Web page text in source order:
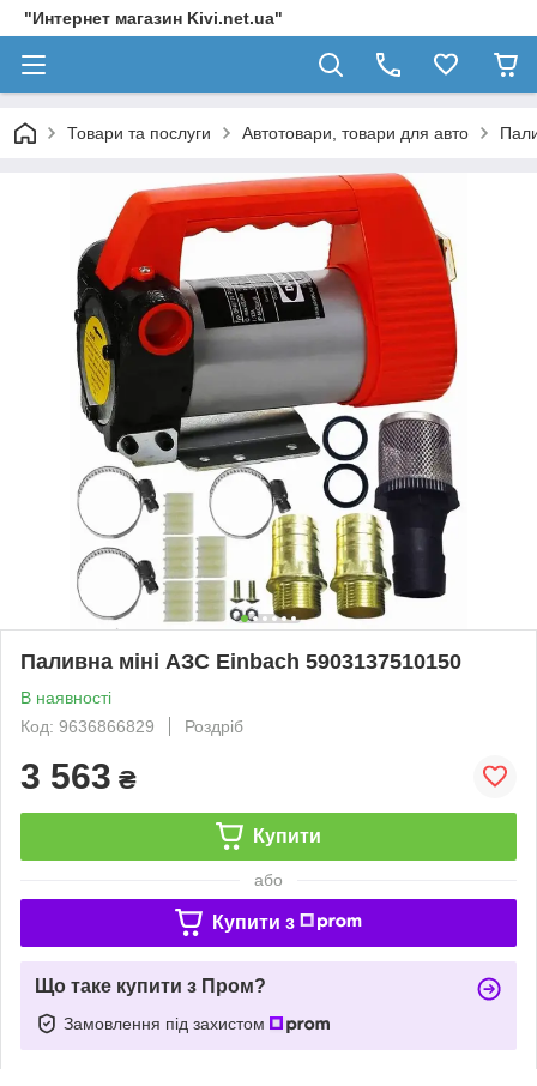
"Интернет магазин Kivi.net.ua"
Товари та послуги Автотовари, товари для авто
Паливна міні АЗС Einbach 5903137510150
В наявності
Код: 9636866829
Роздріб
3 563 ₴
Купити
або
Купити з
Що таке купити з Пром?
Замовлення під захистом